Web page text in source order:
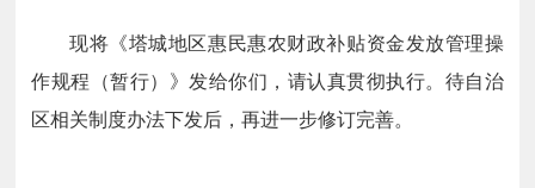
现将《塔城地区惠民惠农财政补贴资金发放管理操
作规程（暂行）》发给你们，请认真贯彻执行。待自治
区相关制度办法下发后，再进一步修订完善。